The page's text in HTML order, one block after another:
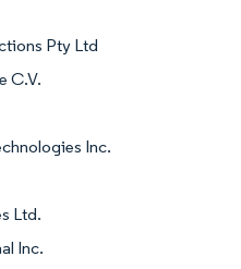
Pty Ltd
C.V.
Inc.
Ltd.
Inc.